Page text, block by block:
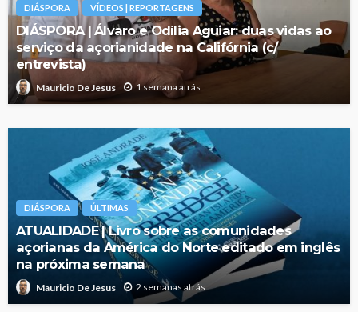
DIÁSPORA VÍDEOS | REPORTAGENS
DIÁSPORA | Álvaro e Odília Aguiar: duas vidas ao
serviço da açorianidade na Califórnia (c/
entrevista)
Mauricio De Jesus 1 semana atrás
DIÁSPORA ÚLTIMAS
ATUALIDADE | Livro sobre as comunidades
açorianas da América do Norte editado em inglês
na próxima semana
Mauricio De Jesus 2 semanas atrás